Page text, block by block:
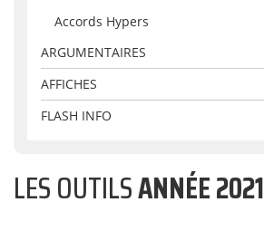
Accords Hypers
Année 2017
Année 2018
Année 2019
Année 2021
ARGUMENTAIRES
AFFICHES
FLASH INFO
LES OUTILSANNÉE 2021